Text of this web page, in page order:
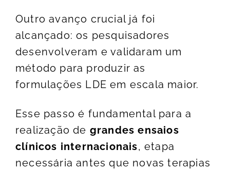
Outro avanço crucial já foi
alcançado: os pesquisadores
desenvolveram e validaram um
método para produzir as
formulações LDE em escala maior.
Esse passo é fundamental para a
realização de grandes ensaios
clínicos internacionais, etapa
necessária antes que novas terapias